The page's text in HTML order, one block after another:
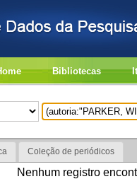
Bibliotecas
Coleção de periódicos
Nenhum registro